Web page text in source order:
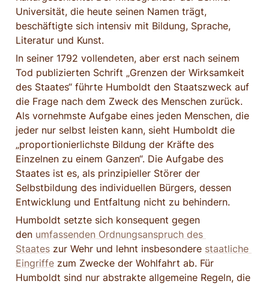
Universität, die heute seinen Namen trägt,
beschäftigte sich intensiv mit Bildung, Sprache,
Literatur und Kunst.
In seiner 1792 vollendeten, aber erst nach seinem
Tod publizierten Schrift „Grenzen der Wirksamkeit
des Staates“ führte Humboldt den Staatszweck auf
die Frage nach dem Zweck des Menschen zurück.
Als vornehmste Aufgabe eines jeden Menschen, die
jeder nur selbst leisten kann, sieht Humboldt die
„proportionierlichste Bildung der Kräfte des
Einzelnen zu einem Ganzen“. Die Aufgabe des
Staates ist es, als prinzipieller Störer der
Selbstbildung des individuellen Bürgers, dessen
Entwicklung und Entfaltung nicht zu behindern.
Humboldt setzte sich konsequent gegen
den umfassenden Ordnungsanspruch des
Staates zur Wehr und lehnt insbesondere staatliche
Eingriffe zum Zwecke der Wohlfahrt ab. Für
Humboldt sind nur abstrakte allgemeine Regeln, die